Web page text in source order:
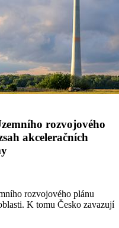
rozvojového
akceleračních
rozvojového plánu
K tomu Česko zavazují